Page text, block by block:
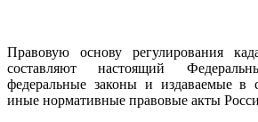
Правовую основу регулирования
составляют настоящий
федеральные законы и издаваемые в
иные нормативные правовые акты